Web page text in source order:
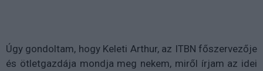
Úgy gondoltam, hogy Keleti Arthur, az ITBN főszervezője
és ötletgazdája mondja meg nekem, miről írjam az idei